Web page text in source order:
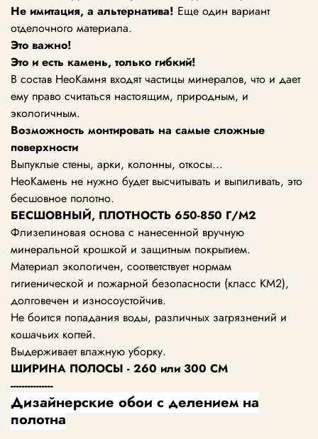
Не имитация, а альтернатива! Еще один вариант
отделочного материала.
Это важно!
Это и есть камень, только гибкий!
В состав НеоКамня входят частицы минералов, что и дает
ему право считаться настоящим, природным, и
экологичным.
Возможность монтировать на самые сложные
поверхности
Выпуклые стены, арки, колонны, откосы...
НеоКамень не нужно будет высчитывать и выпиливать, это
бесшовное полотно.
БЕСШОВНЫЙ, ПЛОТНОСТЬ 650-850 Г/М2
Флизелиновая основа с нанесенной вручную
минеральной крошкой и защитным покрытием.
Материал экологичен, соответствует нормам
гигиенической и пожарной безопасности (класс KM2),
долговечен и износоустойчив.
Не боится попадания воды, различных загрязнений и
кошачьих когтей.
Выдерживает влажную уборку.
ШИРИНА ПОЛОСЫ - 260 или 300 СМ
---------------
Дизайнерские обои с делением на
полотна